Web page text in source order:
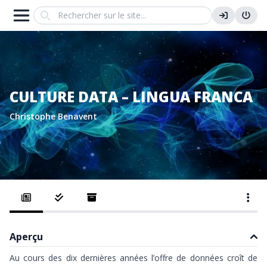
Search
CULTURE DATA – LINGUA FRANCA
Christophe Benavent
Aperçu
Au cours des dix dernières années l’offre de données croît de